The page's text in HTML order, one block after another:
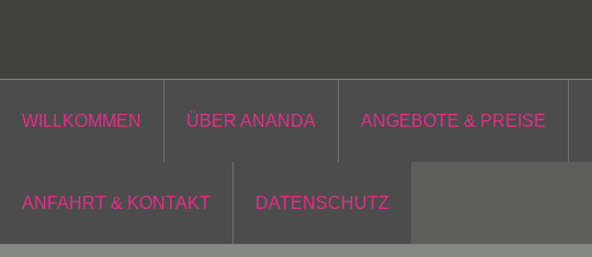
WILLKOMMEN ÜBER ANANDA ANGEBOTE & PREISE
ANFAHRT & KONTAKT DATENSCHUTZ